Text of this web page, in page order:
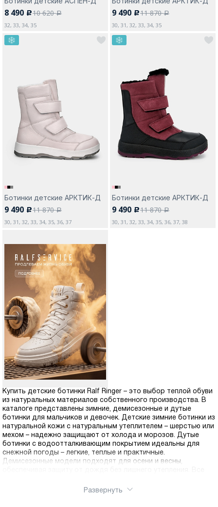
8 490 c10 620a
32, 33, 34, 35
9 490 c11 870a
30, 31, 32, 33, 34, 35
Ботинки детские АРКТИК-Д
9 490 c11 870a
30, 31, 32, 33, 34, 35, 36, 37
Ботинки детские АРКТИК-Д
9 490 c11 870a
30, 31, 32, 33, 34, 35, 36, 37, 38
Купить детские ботинки Ralf Ringer – это выбор теплой обуви
из натуральных материалов собственного производства. В
каталоге представлены зимние, демисезонные и дутые
ботинки для мальчиков и девочек. Детские зимние ботинки из
натуральной кожи с натуральным утеплителем – шерстью или
мехом – надежно защищают от холода и морозов. Дутые
ботинки с водоотталкивающим покрытием идеальны для
снежной погоды – легкие, теплые и практичные.
Демисезонные модели подходят для осени и весны,
протектором для безопасности на льду и мокром асфальте.
Развернуть